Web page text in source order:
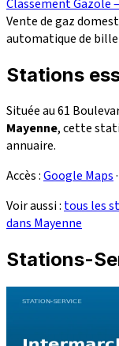
Classement Gazole
Vente de gaz
automatique de
Stations
Située au 61
Mayenne, cette
annuaire.
Accès :Google Maps·
Voir aussi : tous les
dans Mayenne
Stations-